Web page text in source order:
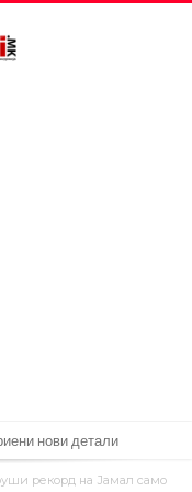
нови детали
напад во ноќен клуб – ќе
рекорд на Јамал само